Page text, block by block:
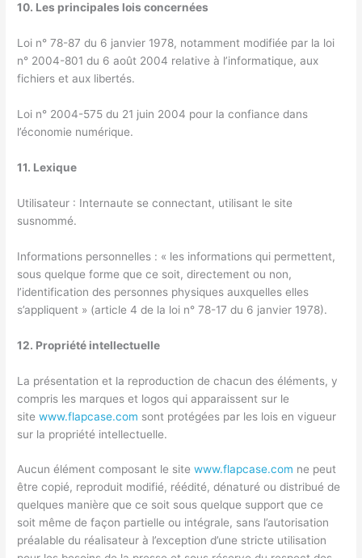
10. Les principales lois concernées
Loi n° 78-87 du 6 janvier 1978, notamment modifiée par la loi
n° 2004-801 du 6 août 2004 relative à l’informatique, aux
fichiers et aux libertés.
Loi n° 2004-575 du 21 juin 2004 pour la confiance dans
l’économie numérique.
11. Lexique
Utilisateur : Internaute se connectant, utilisant le site
susnommé.
Informations personnelles : « les informations qui permettent,
sous quelque forme que ce soit, directement ou non,
l’identification des personnes physiques auxquelles elles
s’appliquent » (article 4 de la loi n° 78-17 du 6 janvier 1978).
12. Propriété intellectuelle
La présentation et la reproduction de chacun des éléments, y
compris les marques et logos qui apparaissent sur le
sitewww.flapcase.com sont protégées par les lois en vigueur
sur la propriété intellectuelle.
Aucun élément composant le sitewww.flapcase.com ne peut
être copié, reproduit modifié, réédité, dénaturé ou distribué de
quelques manière que ce soit sous quelque support que ce
soit même de façon partielle ou intégrale, sans l’autorisation
préalable du réalisateur à l’exception d’une stricte utilisation